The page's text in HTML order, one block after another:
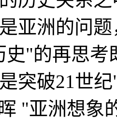
亚洲的问
史"的再思考
突破21世
"亚洲想象